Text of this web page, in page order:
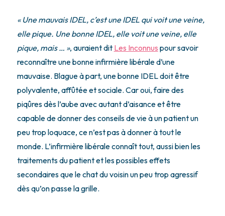
« Une mauvais IDEL, c’est une IDEL qui voit une veine,
elle pique. Une bonne IDEL, elle voit une veine, elle
pique, mais … », auraient dit Les Inconnus pour savoir
reconnaître une bonne infirmière libérale d’une
mauvaise. Blague à part, une bonne IDEL doit être
polyvalente, affûtée et sociale. Car oui, faire des
piqûres dès l’aube avec autant d’aisance et être
capable de donner des conseils de vie à un patient un
peu trop loquace, ce n’est pas à donner à tout le
monde. L’infirmière libérale connaît tout, aussi bien les
traitements du patient et les possibles effets
secondaires que le chat du voisin un peu trop agressif
dès qu’on passe la grille.